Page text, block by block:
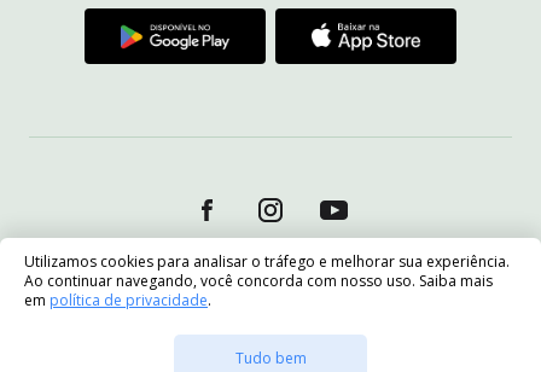
Utilizamos cookies para analisar o tráfego e melhorar sua experiência.
Ao continuar navegando, você concorda com nosso uso. Saiba mais
em política de privacidade.
Tudo bem